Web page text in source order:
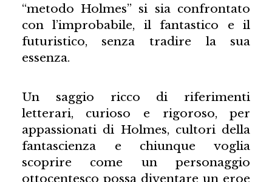
“metodo Holmes” si sia confrontato
con l’improbabile, il fantastico e il
futuristico, senza tradire la sua
essenza.
Un saggio ricco di riferimenti
letterari, curioso e rigoroso, per
appassionati di Holmes, cultori della
fantascienza e chiunque voglia
scoprire come un personaggio
ottocentesco possa diventare un eroe